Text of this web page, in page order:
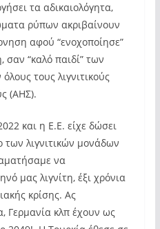
τα αδικαιολόγητα,
ρύπων ακριβαίνουν
αφού “ενοχοποίησε”
σαν “καλό παιδί” των
τους λιγνιτικούς
(ΑΗΣ).
και η Ε.Ε. είχε δώσει
των λιγνιτικών μονάδων
να
μας λιγνίτη, έξι χρόνια
κρίσης. Ας
Γερμανία κλπ έχουν ως